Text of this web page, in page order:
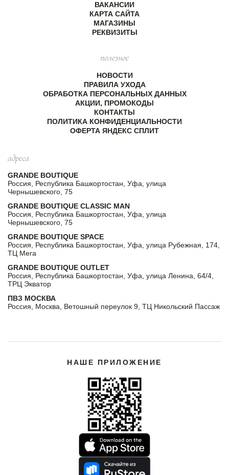
ВАКАНСИИ
КАРТА САЙТА
МАГАЗИНЫ
РЕКВИЗИТЫ
полезное
НОВОСТИ
ПРАВИЛА УХОДА
ОБРАБОТКА ПЕРСОНАЛЬНЫХ ДАННЫХ
АКЦИИ, ПРОМОКОДЫ
КОНТАКТЫ
ПОЛИТИКА КОНФИДЕНЦИАЛЬНОСТИ
ОФЕРТА ЯНДЕКС СПЛИТ
адреса
GRANDE BOUTIQUE
Россия, Республика Башкортостан, Уфа, улица
Чернышевского, 75
GRANDE BOUTIQUE CLASSIC MAN
Россия, Республика Башкортостан, Уфа, улица
Чернышевского, 75
GRANDE BOUTIQUE SPACE
Россия, Республика Башкортостан, Уфа, улица Рубежная, 174,
ТЦ Мега
GRANDE BOUTIQUE OUTLET
Россия, Республика Башкортостан, Уфа, улица Ленина, 64/4,
ТРЦ Экватор
ПВЗ МОСКВА
Россия, Москва, Ветошный переулок 9, ТЦ Никольский Пассаж
НАШЕ ПРИЛОЖЕНИЕ